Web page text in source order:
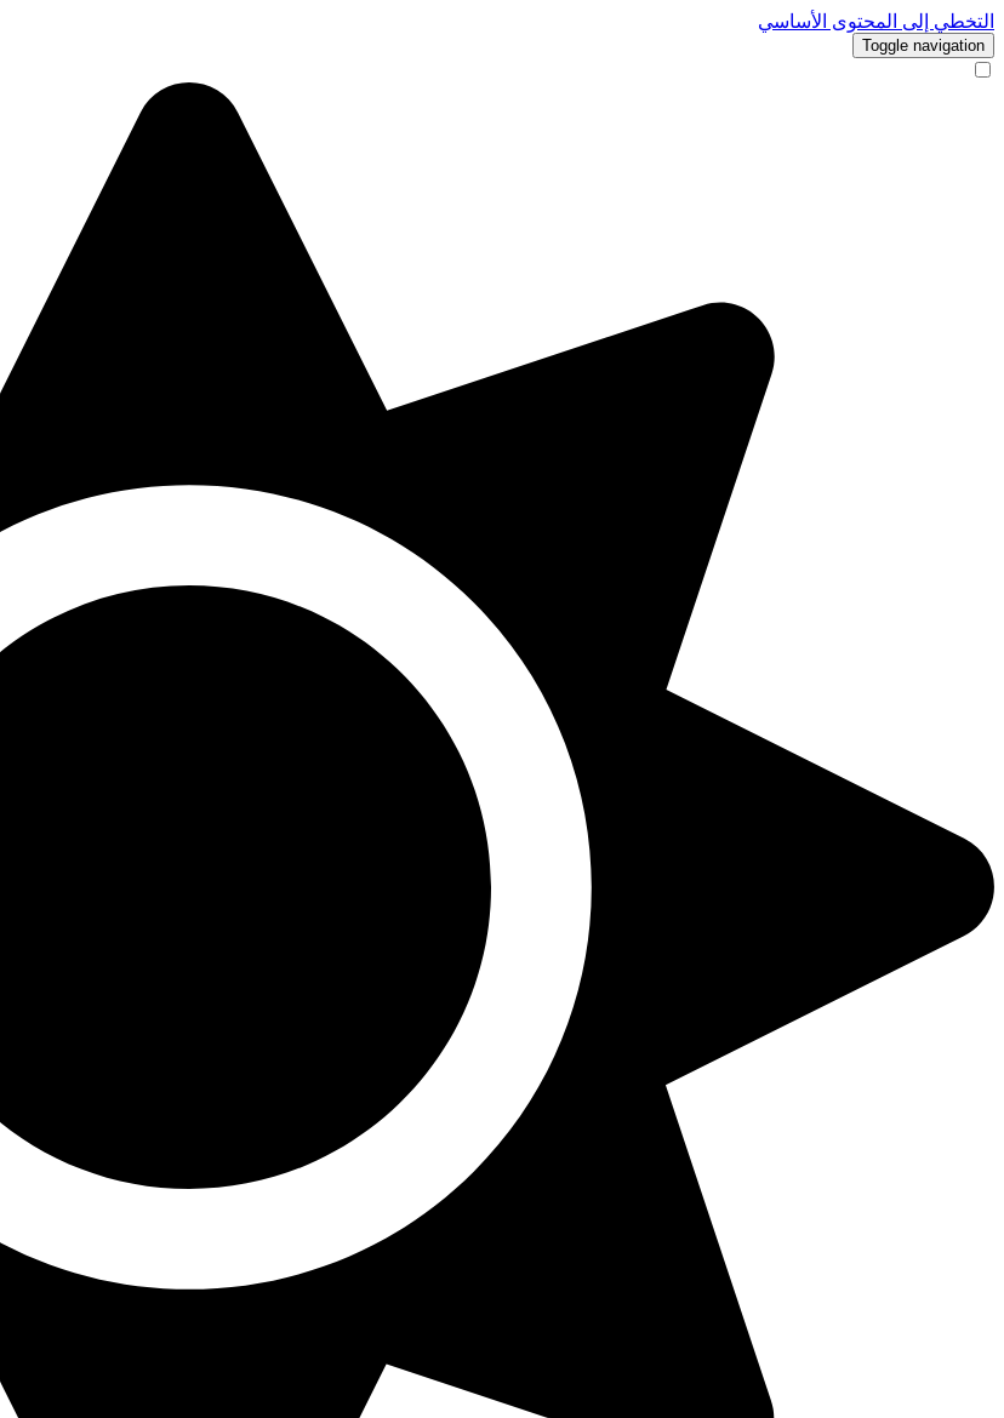
التخطي إلى المحتوى الأساسي
Toggle navigation